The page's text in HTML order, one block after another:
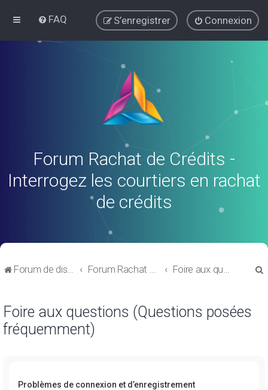
FAQ Connexion
S’enregistrer
Forum Rachat de Crédits -
Interrogez les courtiers en rachat
de crédits
Forum de discussions sur le Regroupement de Crédits et le Rachat de Crédits Forum Rachat de Crédits Foire aux questions (Questions posées fréquemment)
Foire aux questions (Questions posées
fréquemment)
Problèmes de connexion et d’enregistrement